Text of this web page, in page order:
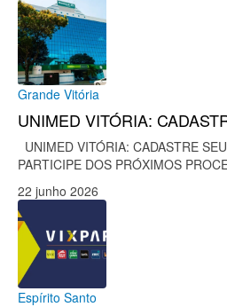
Grande Vitória
UNIMED VITÓRIA:
UNIMED VITÓRIA: CADASTRE
PARTICIPE DOS PRÓXIMOS
22 junho 2026
Espírito Santo